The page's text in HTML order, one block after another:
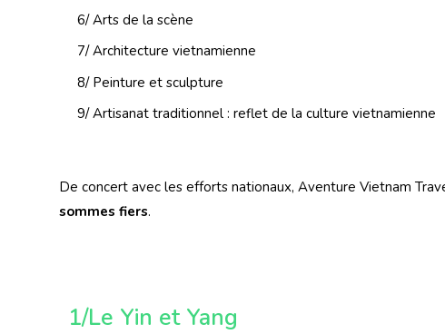
6/ Arts de la scène
7/ Architecture vietnamienne
8/ Peinture et sculpture
9/ Artisanat traditionnel : reflet de la culture vietnamienne
De concert avec les efforts nationaux, Aventure Vietnam
sommes fiers.
1/Le Yin et Yang